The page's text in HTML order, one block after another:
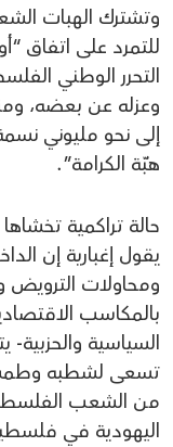
وتشترك الهبات
للتمرد على
التحرر الوطني
وعزله عن بعضه،
إلى نحو مليوني
هبّة الكرامة”.
حالة تراكمية
يقول إغبارية إن
ومحاولات
بالمكاسب
السياسية
تسعى لشطبه
من الشعب
اليهودية في